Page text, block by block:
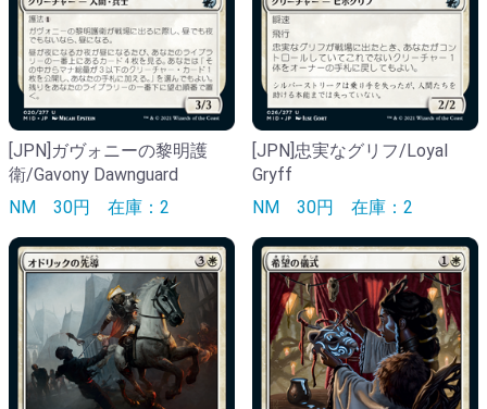
[JPN]ガヴォニーの黎明護
衛/Gavony Dawnguard
NM 30円 在庫：2
[JPN]忠実なグリフ/Loyal
Gryff
NM 30円 在庫：2